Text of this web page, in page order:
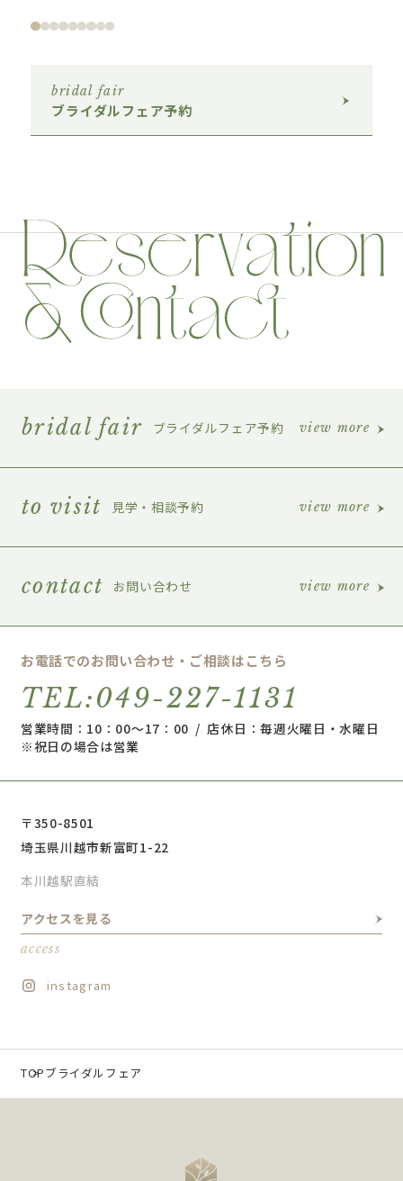
bridal fair
ブライダルフェア予約
bridal fair ブライダルフェア予約 view more
to visit 見学・相談予約 view more
contact お問い合わせ view more
お電話でのお問い合わせ・ご相談はこちら
TEL:049-227-1131
営業時間：10：00～17：00 / 店休日：毎週火曜日・水曜日
※祝日の場合は営業
〒350-8501
埼玉県川越市新富町1-22
本川越駅直結
アクセスを見る
access
instagram
TOPブライダルフェア